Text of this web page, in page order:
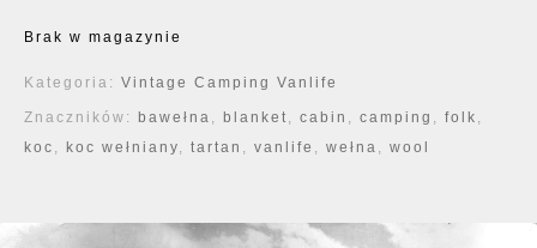
Brak w magazynie
Kategoria: Vintage Camping Vanlife
Znaczników: bawełna , blanket, cabin , camping , folk ,
koc , koc wełniany, tartan , vanlife , wełna , wool